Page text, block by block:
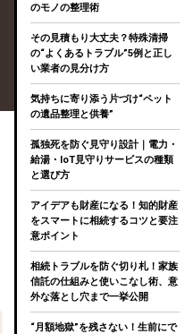
のモノの整理術
その見積もり大丈夫？特殊清掃
の“よくあるトラブル”5例と正し
い業者の見分け方
気持ちに寄り添う片づけ“ペット
の遺品整理と供養”
孤独死を防ぐ見守り設計｜電力・
給湯・IoT見守りサービスの種類
と選び方
アイデアも財産になる！知的財産
をスマートに相続するコツと要注
意ポイント
相続トラブルを防ぐ切り札！家族
信託の仕組みと使いこなし術、意
外な落とし穴まで一挙公開
“月額地獄”を残さない！生前にで